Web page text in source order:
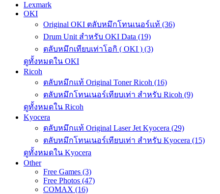
Lexmark
OKI
Original OKI ตลับหมึกโทนเนอร์แท้ (36)
Drum Unit สำหรับ OKI Data (19)
ตลับหมึกเทียบเท่าโอกิ ( OKI ) (3)
ดูทั้งหมดใน OKI
Ricoh
ตลับหมึกแท้ Original Toner Ricoh (16)
ตลับหมึกโทนเนอร์เทียบเท่า สำหรับ Ricoh (9)
ดูทั้งหมดใน Ricoh
Kyocera
ตลับหมึกแท้ Original Laser Jet Kyocera (29)
ตลับหมึกโทนเนอร์เทียบเท่า สำหรับ Kyocera (15)
ดูทั้งหมดใน Kyocera
Other
Free Games (3)
Free Photos (47)
COMAX (16)